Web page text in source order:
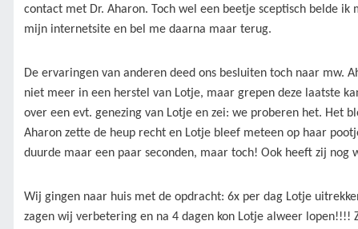
contact met Dr. Aharon. Toch wel een beetje sceptisch belde
mijn internetsite en bel me daarna maar terug.
De ervaringen van anderen deed ons besluiten toch naar mw.
niet meer in een herstel van Lotje, maar grepen deze laatste
over een evt. genezing van Lotje en zei: we proberen het. Het
Aharon zette de heup recht en Lotje bleef meteen op haar
duurde maar een paar seconden, maar toch! Ook heeft zij nog
Wij gingen naar huis met de opdracht: 6x per dag Lotje
zagen wij verbetering en na 4 dagen kon Lotje alweer lopen!!!!